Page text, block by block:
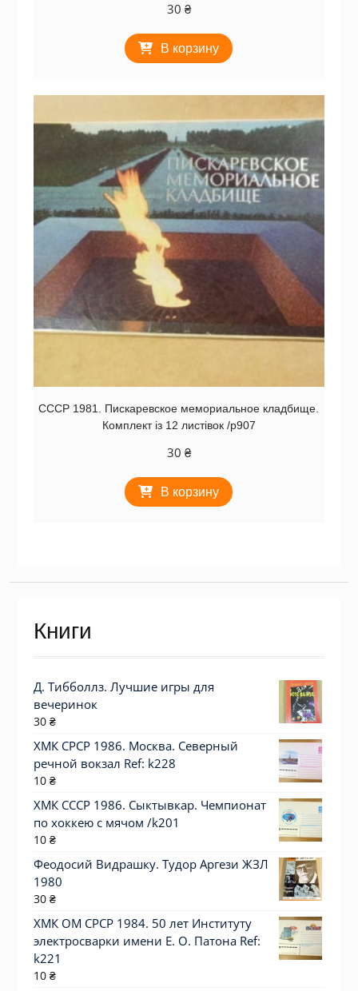
30 ₴
В корзину
СССР 1981. Пискаревское мемориальное кладбище.
Комплект із 12 листівок /р907
30 ₴
В корзину
Книги
Д. Тибболлз. Лучшие игры для
вечеринок
30 ₴
ХМК СРСР 1986. Москва. Северный
речной вокзал Ref: k228
10 ₴
ХМК СССР 1986. Сыктывкар. Чемпионат
по хоккею с мячом /k201
10 ₴
Феодосий Видрашку. Тудор Аргези ЖЗЛ
1980
30 ₴
ХМК ОМ СРСР 1984. 50 лет Институту
электросварки имени Е. О. Патона Ref:
k221
10 ₴